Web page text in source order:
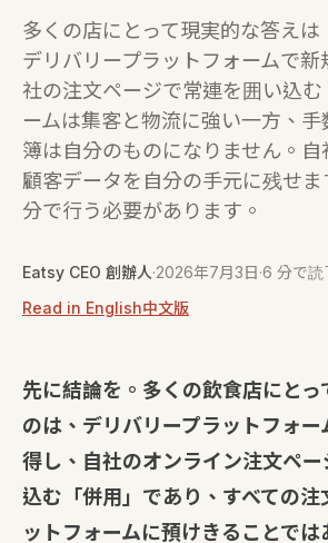
多くの店にとって現実的な答えは
デリバリープラットフォームで新
社の注文ページで常連を囲い込
ームは集客と物流に強い一方、手
簿は自分のものになりません。自
顧客データを自分の手元に残せ
分で行う必要があります。
Eatsy CEO 創辦人·2026年7月3日·6 分で読
Read in English中文版
先に結論を。多くの飲食店にとっ
のは、デリバリープラットフォ
得し、自社のオンライン注文ペ
込む「併用」であり、すべての注
ットフォームに預けきることでは